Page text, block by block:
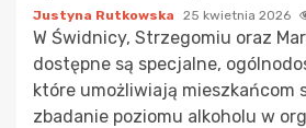
Justyna Rutkowska 25 kwietnia 2026
W Świdnicy, Strzegomiu oraz
dostępne są specjalne,
które umożliwiają mieszkańcom
zbadanie poziomu alkoholu w